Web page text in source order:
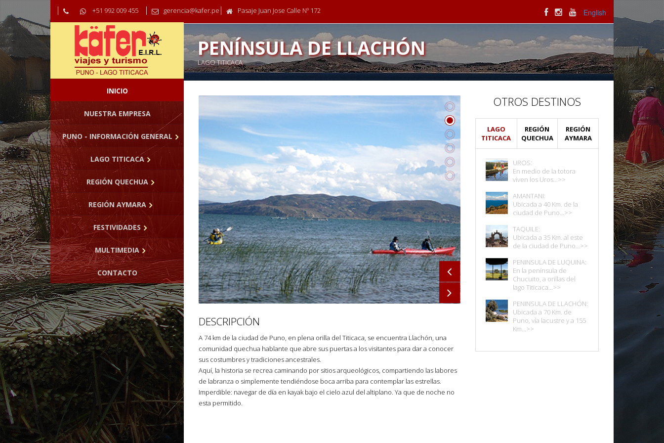
+51 992 009 455 gerencia@kafer.pe Pasaje Juan Jose Calle Nº 172 English
INICIO
NUESTRA EMPRESA
PUNO - INFORMACIÓN GENERAL
LAGO TITICACA
REGIÓN QUECHUA
REGIÓN AYMARA
FESTIVIDADES
MULTIMEDIA
CONTACTO
PENÍNSULA DE LLACHÓN
LAGO TITICACA
DESCRIPCIÓN
A 74 km de la ciudad de Puno, en plena orilla del Titicaca, se encuentra Llachón, una
comunidad quechua hablante que abre sus puertas a los visitantes para dar a conocer
sus costumbres y tradiciones ancestrales.
Aquí, la historia se recrea caminando por sitios arqueológicos, compartiendo las labores
de labranza o simplemente tendiéndose boca arriba para contemplar las estrellas.
Imperdible: navegar de día en kayak bajo el cielo azul del altiplano. Ya que de noche no
esta permitido.
OTROS DESTINOS
LAGO
TITICACA
REGIÓN
QUECHUA
REGIÓN
AYMARA
UROS:
En medio de la totora
viven los Uros...>>
AMANTANI:
Ubicada a 40 Km. de la
ciudad de Puno...>>
TAQUILE:
Ubicada a 35 Km. al este
de la ciudad de Puno...>>
PENINSULA DE LUQUINA:
En la península de
Chucuito, a orillas del
lago Titicaca...>>
PENINSULA DE LLACHÓN:
Ubicada a 70 Km. de
Puno, vía lacustre y a 155
Km...>>